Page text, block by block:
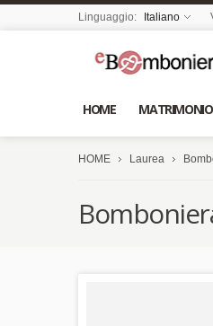
Linguaggio: Italiano
HOME MATRIMONIO
HOME Laurea